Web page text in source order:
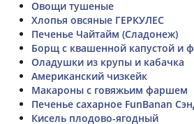
Овощи тушеные
Хлопья овсяные ГЕРКУЛЕС
Печенье Чайтайм (Сладонеж)
Борщ с квашенной капустой и
Оладушки из крупы и кабачка
Американский чизкейк
Макароны с говяжьим фаршем
Печенье сахарное FunBanan
Кисель плодово-ягодный